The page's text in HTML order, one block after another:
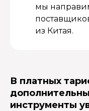
мы
из Китая.
В платных
инструменты